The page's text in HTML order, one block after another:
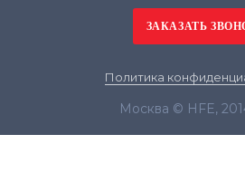
Политика
Москва © HFE,